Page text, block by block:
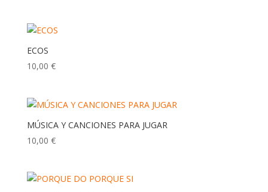
ECOS
10,00 €
MÚSICA Y CANCIONES PARA JUGAR
10,00 €